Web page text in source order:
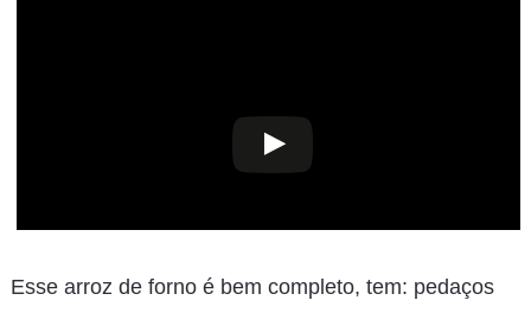
Esse arroz de forno é bem completo, tem: pedaços